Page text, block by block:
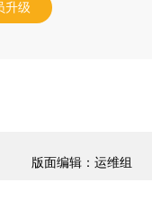
升级
版面编辑：运维组